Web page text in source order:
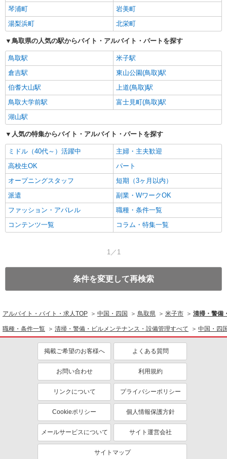
琴浦町
岩美町
湯梨浜町
北栄町
鳥取県の人気の駅からバイト・アルバイト・パートを探す
鳥取駅
米子駅
倉吉駅
東山公園(鳥取)駅
伯耆大山駅
上道(鳥取)駅
鳥取大学前駅
富士見町(鳥取)駅
湖山駅
人気の特集からバイト・アルバイト・パートを探す
ミドル（40代～）活躍中
主婦・主夫歓迎
高校生OK
パート
オープニングスタッフ
短期（3ヶ月以内）
派遣
副業・WワークOK
ファッション・アパレル
職種・条件一覧
コンテンツ一覧
コラム・特集一覧
1／1
条件を変更して再検索
アルバイト・バイト・求人TOP 中国・四国 鳥取県 米子市 清掃・警備
職種・条件一覧 清掃・警備・ビルメンテナンス・設備管理すべて 中国・四
掲載ご希望のお客様へ よくある質問
お問い合わせ 利用規約
リンクについて プライバシーポリシー
Cookieポリシー 個人情報保護方針
メールサービスについて サイト運営会社
サイトマップ